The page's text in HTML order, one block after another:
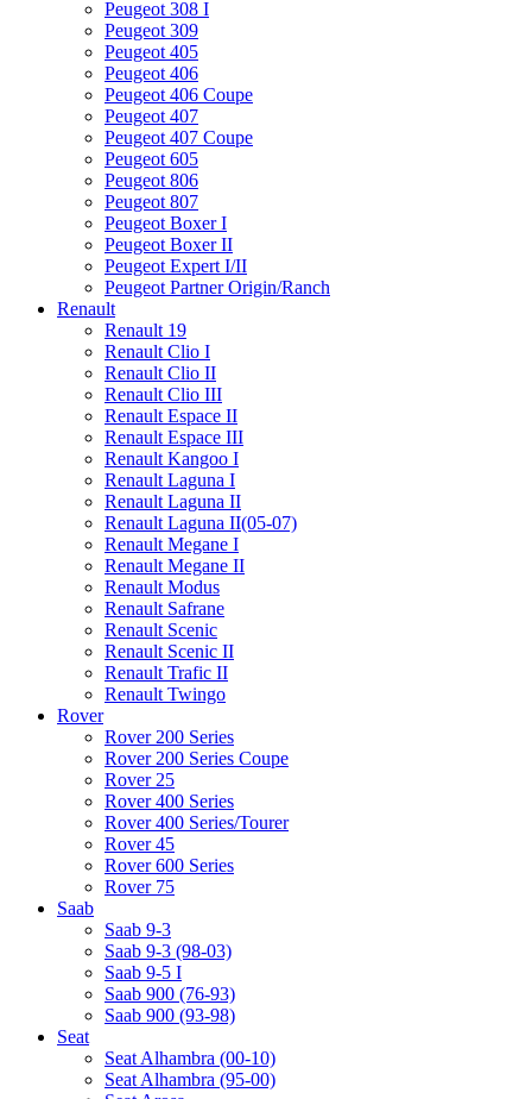
Peugeot 308 I
Peugeot 309
Peugeot 405
Peugeot 406
Peugeot 406 Coupe
Peugeot 407
Peugeot 407 Coupe
Peugeot 605
Peugeot 806
Peugeot 807
Peugeot Boxer I
Peugeot Boxer II
Peugeot Expert I/II
Peugeot Partner Origin/Ranch
Renault
Renault 19
Renault Clio I
Renault Clio II
Renault Clio III
Renault Espace II
Renault Espace III
Renault Kangoo I
Renault Laguna I
Renault Laguna II
Renault Laguna II(05-07)
Renault Megane I
Renault Megane II
Renault Modus
Renault Safrane
Renault Scenic
Renault Scenic II
Renault Trafic II
Renault Twingo
Rover
Rover 200 Series
Rover 200 Series Coupe
Rover 25
Rover 400 Series
Rover 400 Series/Tourer
Rover 45
Rover 600 Series
Rover 75
Saab
Saab 9-3
Saab 9-3 (98-03)
Saab 9-5 I
Saab 900 (76-93)
Saab 900 (93-98)
Seat
Seat Alhambra (00-10)
Seat Alhambra (95-00)